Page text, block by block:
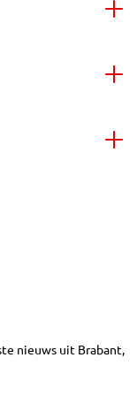
nieuws uit Brabant,